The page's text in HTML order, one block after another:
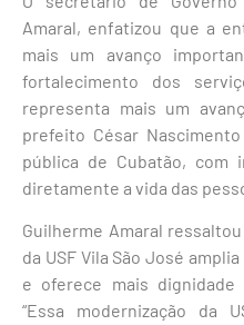
Amaral, enfatizou que a
mais um avanço
fortalecimento dos
representa mais um
prefeito César
pública de Cubatão, com
diretamente a vida das
Guilherme Amaral
da USF Vila São José
e oferece mais dignidade
“Essa modernização da